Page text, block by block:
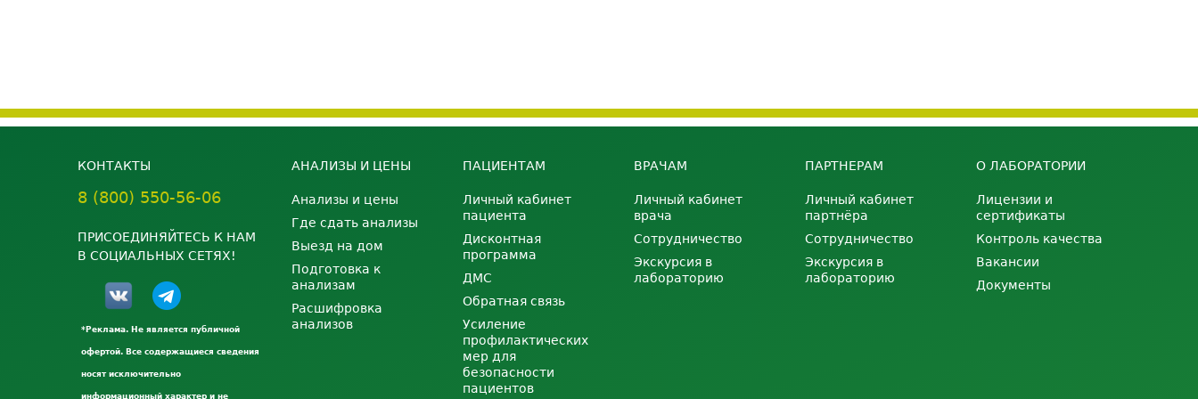
КОНТАКТЫ
8 (800) 550-56-06
ПРИСОЕДИНЯЙТЕСЬ К НАМ
В СОЦИАЛЬНЫХ СЕТЯХ!
*Реклама. Не является публичной
офертой. Все содержащиеся сведения
носят исключительно
информационный характер и не
АНАЛИЗЫ И ЦЕНЫ
Анализы и цены
Где сдать анализы
Выезд на дом
Подготовка к
анализам
Расшифровка
анализов
ПАЦИЕНТАМ
Личный кабинет
пациента
Дисконтная
программа
ДМС
Обратная связь
Усиление
профилактических
мер для
безопасности
пациентов
ВРАЧАМ
Личный кабинет
врача
Сотрудничество
Экскурсия в
лабораторию
ПАРТНЕРАМ
Личный кабинет
партнёра
Сотрудничество
Экскурсия в
лабораторию
О ЛАБОРАТОРИИ
Лицензии и
сертификаты
Контроль качества
Вакансии
Документы